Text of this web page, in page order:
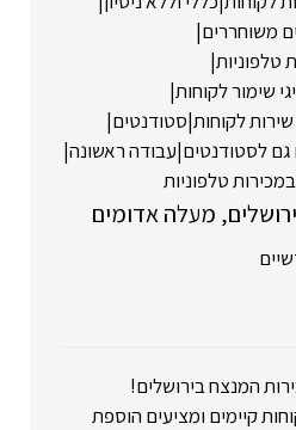
משוחררים|
טלפוניות|
שימור לקוחות|
שירות לקוחות|סטודנטים|
לסטודנטים|עבודה ראשונה|
טלפוניות
מעלה אדומים
המנצח בירושלים!
קיימים ומציעים הוספת